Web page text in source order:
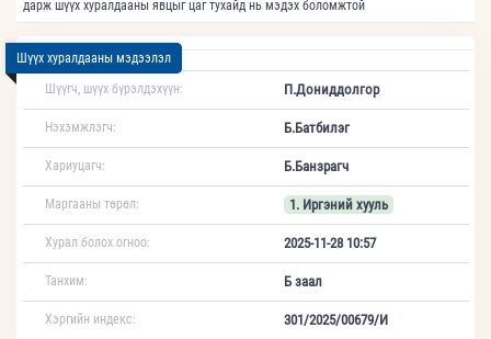
дарж шүүх хуралдааны явцыг цаг тухайд нь мэдэх боломжтой
Шүүх хуралдааны мэдээлэл
Шүүгч, шүүх бүрэлдэхүүн:
П.Дониддолгор
Нэхэмжлэгч: Б.Батбилэг
Хариуцагч: Б.Банзрагч
Маргааны төрөл: 1. Иргэний хууль
Хурал болох огноо: 2025-11-28 10:57
Танхим: Б заал
Хэргийн индекс: 301/2025/00679/И